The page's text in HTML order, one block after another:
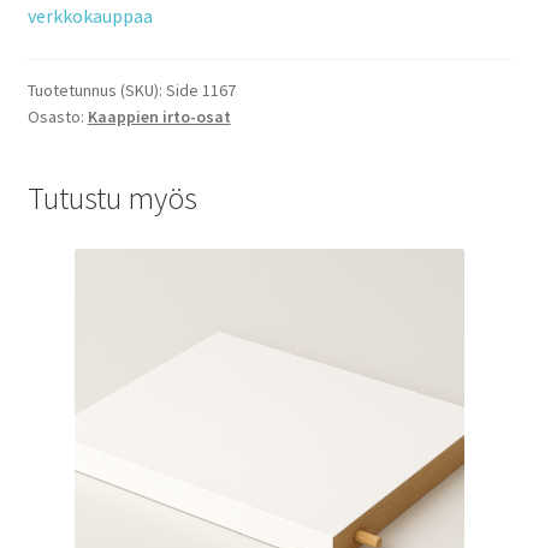
verkkokauppaa
Tuotetunnus (SKU): Side 1167
Osasto: Kaappien irto-osat
Tutustu myös